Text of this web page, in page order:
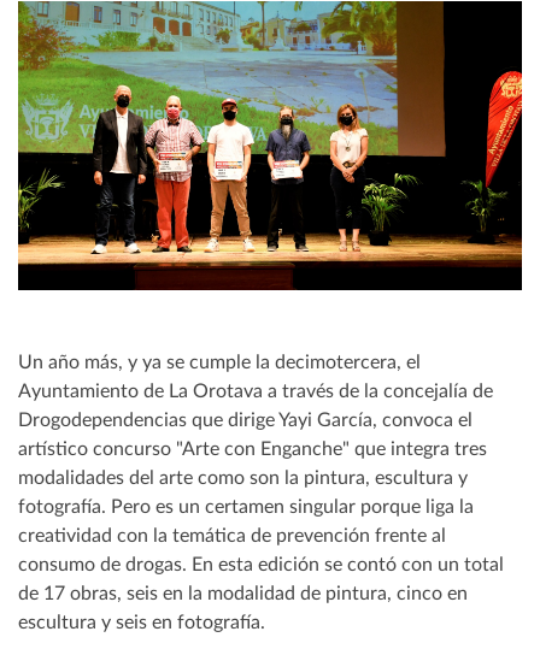
Un año más, y ya se cumple la decimotercera, el
Ayuntamiento de La Orotava a través de la concejalía de
Drogodependencias que dirige Yayi García, convoca el
artístico concurso "Arte con Enganche" que integra tres
modalidades del arte como son la pintura, escultura y
fotografía. Pero es un certamen singular porque liga la
creatividad con la temática de prevención frente al
consumo de drogas. En esta edición se contó con un total
de 17 obras, seis en la modalidad de pintura, cinco en
escultura y seis en fotografía.